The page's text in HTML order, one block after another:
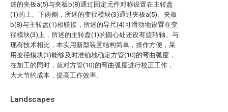
述的夹板a(5)与夹板b(8)通过固定元件对称设置在主转盘
(1)的上、下两侧，所述的变径模块(3)通过夹板a(5)、夹板
b(8)与主转盘(1)相联接，所述的导尺(4)可滑动地设置在变
径模块(3)上，所述的主转盘(1)的圆心处还设有旋转轴。与
现有技术相比，本实用新型装置结构简单，操作方便，采
用变径模块(3)能够及时准确地确定方管(10)的弯曲弧度，
在加工的同时，就对方管(10)的弯曲弧度进行校正工作，
大大节约成本，提高工作效率。
Landscapes